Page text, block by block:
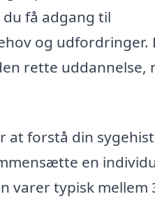
få adgang til
og udfordringer.
rette uddannelse,
at forstå din
en
varer typisk mellem